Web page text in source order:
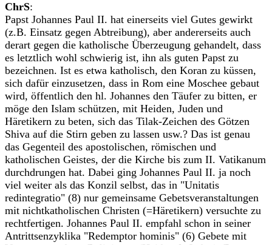
ChrS:
Papst Johannes Paul II. hat einerseits viel Gutes gewirkt
(z.B. Einsatz gegen Abtreibung), aber andererseits auch
derart gegen die katholische Überzeugung gehandelt, dass
es letztlich wohl schwierig ist, ihn als guten Papst zu
bezeichnen. Ist es etwa katholisch, den Koran zu küssen,
sich dafür einzusetzen, dass in Rom eine Moschee gebaut
wird, öffentlich den hl. Johannes den Täufer zu bitten, er
möge den Islam schützen, mit Heiden, Juden und
Häretikern zu beten, sich das Tilak-Zeichen des Götzen
Shiva auf die Stirn geben zu lassen usw.? Das ist genau
das Gegenteil des apostolischen, römischen und
katholischen Geistes, der die Kirche bis zum II. Vatikanum
durchdrungen hat. Dabei ging Johannes Paul II. ja noch
viel weiter als das Konzil selbst, das in "Unitatis
redintegratio" (8) nur gemeinsame Gebetsveranstaltungen
mit nichtkatholischen Christen (=Häretikern) versuchte zu
rechtfertigen. Johannes Paul II. empfahl schon in seiner
Antrittsenzyklika "Redemptor hominis" (6) Gebete mit